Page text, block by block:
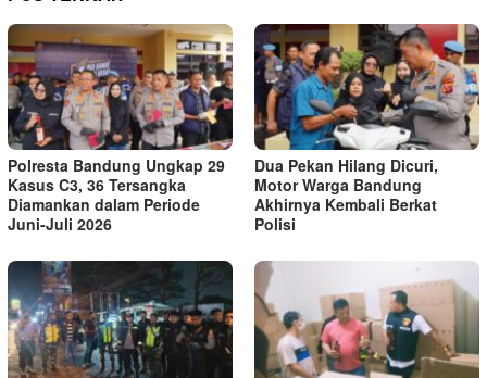
Polresta Bandung Ungkap 29
Kasus C3, 36 Tersangka
Diamankan dalam Periode
Juni-Juli 2026
Dua Pekan Hilang Dicuri,
Motor Warga Bandung
Akhirnya Kembali Berkat
Polisi